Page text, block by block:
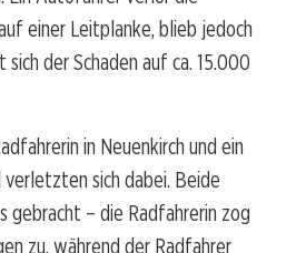
einer Leitplanke, blieb jedoch
der Schaden auf ca. 15.000
in Neuenkirch und ein
verletzten sich dabei. Beide
gebracht – die Radfahrerin zog
zu, während der Radfahrer